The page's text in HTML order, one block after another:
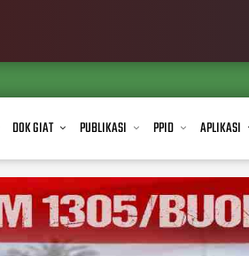
DOK GIAT PUBLIKASI PPID APLIKASI